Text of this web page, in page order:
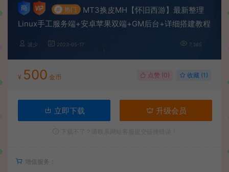
# 热门
MT3换皮MH【怀旧西游】最新整理
Linux手工服务端+安卓苹果双端+GM后台+详细搭建教程
波少 2023-05-17 7,365
¥ 500 金币 点赞 (0) 收藏 (1)
立即下载 升级会员
增值服务：